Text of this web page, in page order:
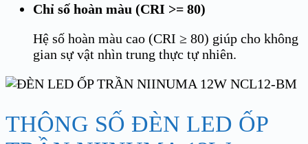
Chỉ số hoàn màu (CRI >= 80)
Hệ số hoàn màu cao (CRI ≥ 80) giúp cho không
gian sự vật nhìn trung thực tự nhiên.
THÔNG SỐ ĐÈN LED ỐP